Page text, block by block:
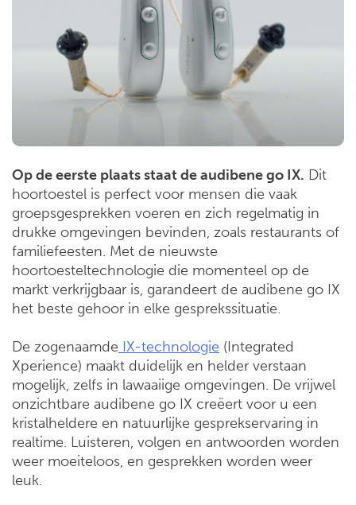
Op de eerste plaats staat de audibene go IX. Dit
hoortoestel is perfect voor mensen die vaak
groepsgesprekken voeren en zich regelmatig in
drukke omgevingen bevinden, zoals restaurants of
familiefeesten. Met de nieuwste
hoortoesteltechnologie die momenteel op de
markt verkrijgbaar is, garandeert de audibene go IX
het beste gehoor in elke gesprekssituatie.
De zogenaamde IX-technologie (Integrated
Xperience) maakt duidelijk en helder verstaan
mogelijk, zelfs in lawaaiige omgevingen. De vrijwel
onzichtbare audibene go IX creëert voor u een
kristalheldere en natuurlijke gesprekservaring in
realtime. Luisteren, volgen en antwoorden worden
weer moeiteloos, en gesprekken worden weer
leuk.